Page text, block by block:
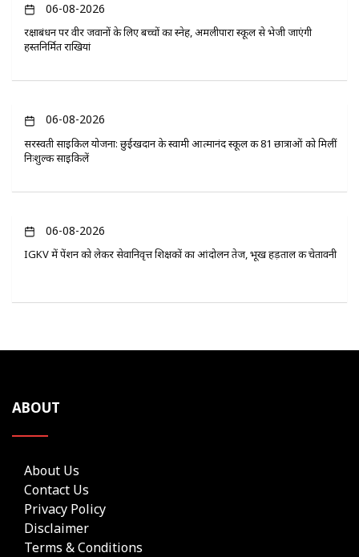
06-08-2026
रक्षाबंधन पर वीर जवानों के लिए बच्चों का स्नेह, अमलीपारा स्कूल से भेजी जाएंगी
हस्तनिर्मित राखियां
06-08-2026
सरस्वती साइकिल योजना: छुईखदान के स्वामी आत्मानंद स्कूल की 81 छात्राओं को मिलीं
निःशुल्क साइकिलें
06-08-2026
IGKV में पेंशन को लेकर सेवानिवृत्त शिक्षकों का आंदोलन तेज, भूख हड़ताल की चेतावनी
ABOUT
About Us
Contact Us
Privacy Policy
Disclaimer
Terms & Conditions